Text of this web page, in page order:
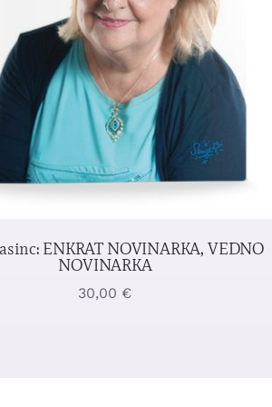
ENKRAT NOVINARKA, VEDNO
NOVINARKA
30,00 €